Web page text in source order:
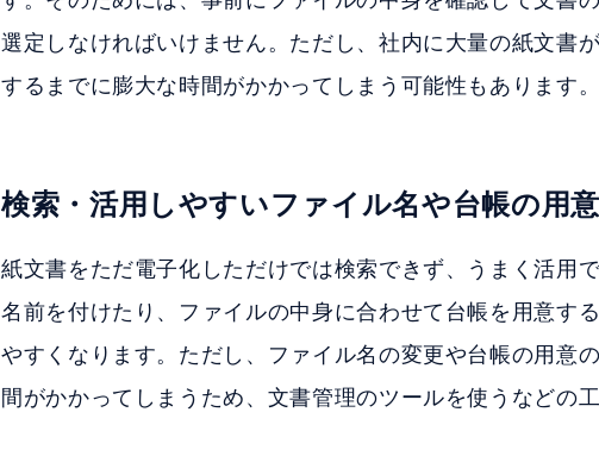
選定しなければいけません。ただし、社内に大量の紙文書
するまでに膨大な時間がかかってしまう可能性もあります。
検索・活用しやすいファイル名や台帳の用意
紙文書をただ電子化しただけでは検索できず、うまく活用
名前を付けたり、ファイルの中身に合わせて台帳を用意す
やすくなります。ただし、ファイル名の変更や台帳の用意
間がかかってしまうため、文書管理のツールを使うなどの工